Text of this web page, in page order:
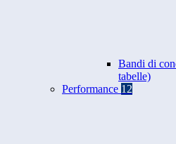
Bandi di
tabelle)
Performance 12